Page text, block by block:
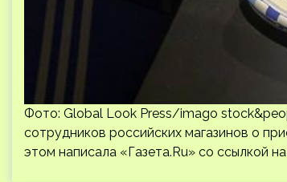
Фото: Global Look Press/imago
сотрудников российских магазинов о
этом написала «Газета.Ru» со ссылкой